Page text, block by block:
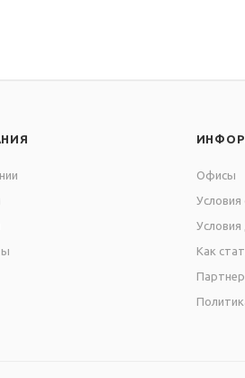
Офисы
Условия
Как